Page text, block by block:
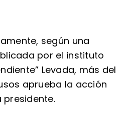
según una
por el instituto
Levada, más del
aprueba la acción
presidente.